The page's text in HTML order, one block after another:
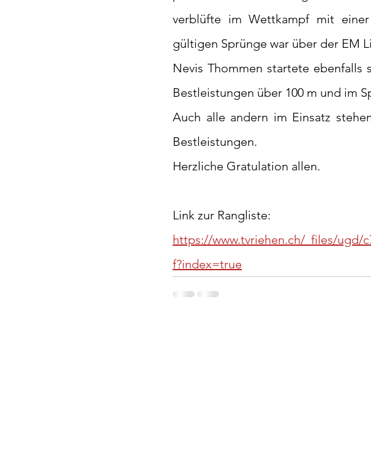
verblüfte im Wettkampf mit
gültigen Sprünge war über der EM
Nevis Thommen startete
Bestleistungen über 100 m und im
Auch alle andern im Einsatz
Bestleistungen.
Herzliche Gratulation allen.
Link zur Rangliste:
https://www.tvriehen.ch/_files/ugd/
f?index=true